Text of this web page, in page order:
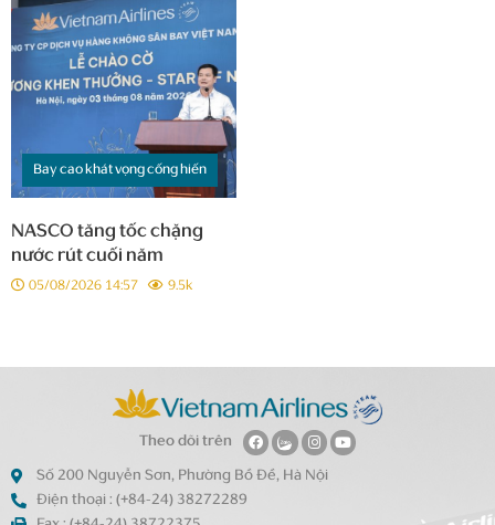
Bay cao khát vọng cống hiến
NASCO tăng tốc chặng
nước rút cuối năm
05/08/2026 14:57 9.5k
Theo dõi trên
Số 200 Nguyễn Sơn, Phường Bồ Đề, Hà Nội
Điện thoại : (+84-24) 38272289